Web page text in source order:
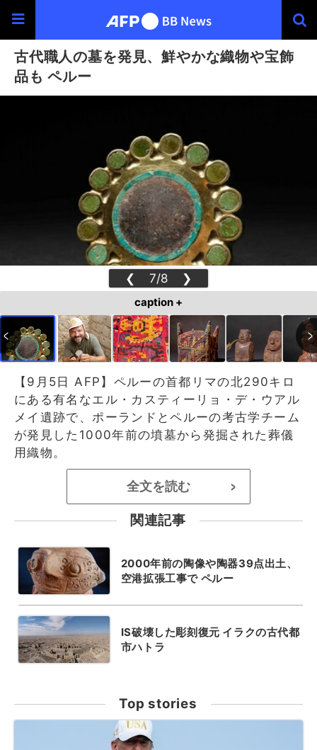
古代職人の墓を発見、鮮やかな織物や宝飾
品も ペルー
❮ 7/8 ❯
caption +
【9月5日 AFP】ペルーの首都リマの北290キロ
にある有名なエル・カスティーリョ・デ・ウアル
メイ遺跡で、ポーランドとペルーの考古学チーム
が発見した1000年前の墳墓から発掘された葬儀
用織物。
全文を読む >
関連記事
2000年前の陶像や陶器39点出土、
空港拡張工事で ペルー
IS破壊した彫刻復元 イラクの古代都
市ハトラ
Top stories